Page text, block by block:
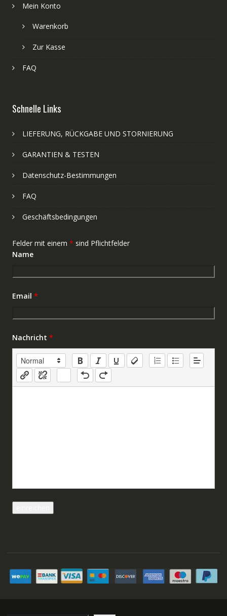
Mein Konto
Warenkorb
Zur Kasse
FAQ
Schnelle Links
LIEFERUNG, RÜCKGABE UND STORNIERUNG
GARANTIEN & TESTEN
Datenschutz-Bestimmungen
FAQ
Geschäftsbedingungen
Felder mit einem * sind Pflichtfelder
Name
Email *
Nachricht *